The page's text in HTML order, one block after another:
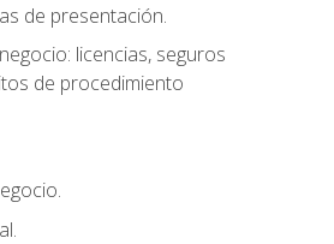
de presentación.
licencias, seguros
de procedimiento